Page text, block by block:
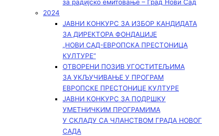
за радијско емитовање – Град Нови Сад
2024
ЈАВНИ КОНКУРС ЗА ИЗБОР КАНДИДАТА
ЗА ДИРЕКТОРА ФОНДАЦИЈЕ
„НОВИ САД-ЕВРОПСКА ПРЕСТОНИЦА
КУЛТУРЕ“
ОТВОРЕНИ ПОЗИВ УГОСТИТЕЉИМА
ЗА УКЉУЧИВАЊЕ У ПРОГРАМ
ЕВРОПСКЕ ПРЕСТОНИЦЕ КУЛТУРЕ
ЈАВНИ КОНКУРС ЗА ПОДРШКУ
УМЕТНИЧКИМ ПРОГРАМИМА
У СКЛАДУ СА ЧЛАНСТВОМ ГРАДА НОВОГ
САДА